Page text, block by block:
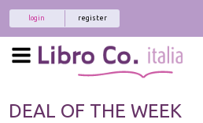
register
login
DEAL OF THE WEEK